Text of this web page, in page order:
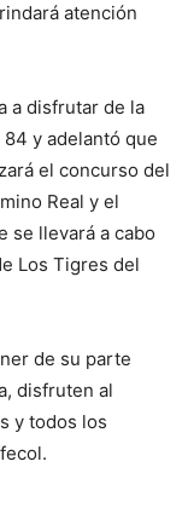
atención
a disfrutar de la
y adelantó que
el concurso del
Real y el
se llevará a cabo
Los Tigres del
de su parte
disfruten al
y todos los